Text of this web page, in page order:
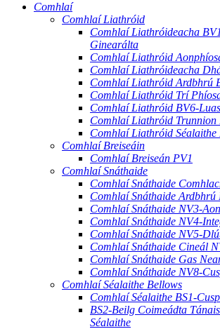
Comhlaí
Comhlaí Liathróid
Comhlaí Liathróideacha
Ginearálta
Comhlaí Liathróid
Comhlaí Liathróideacha
Comhlaí Liathróid Ardbhrú
Comhlaí Liathróid Trí
Comhlaí Liathróid BV6-
Comhlaí Liathróid Trunnion
Comhlaí Liathróid
Comhlaí Breiseáin
Comhlaí Breiseán PV1
Comhlaí Snáthaide
Comhlaí Snáthaide
Comhlaí Snáthaide Ardbhrú
Comhlaí Snáthaide NV3-
Comhlaí Snáthaide NV4-
Comhlaí Snáthaide NV5-
Comhlaí Snáthaide Cineál
Comhlaí Snáthaide Gas
Comhlaí Snáthaide NV8-
Comhlaí Séalaithe Bellows
Comhlaí Séalaithe BS1-
BS2-Beilg Coimeádta
Séalaithe